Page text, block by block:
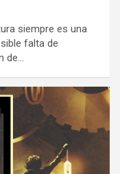
siempre es una
falta de
de…